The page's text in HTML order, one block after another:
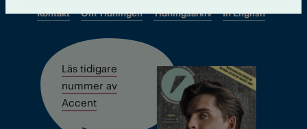
Kontakt Om Tidningen Tidningsarkiv In English
Läs tidigare
nummer av
Accent